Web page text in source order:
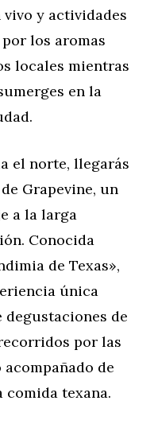
y actividades
los aromas
locales mientras
en la
el norte, llegarás
Grapevine, un
a la larga
Conocida
de Texas»,
única
de
por las
de
texana.